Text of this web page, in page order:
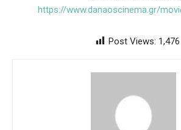
https://www.danaoscinema.gr/
Post Views: 1,476